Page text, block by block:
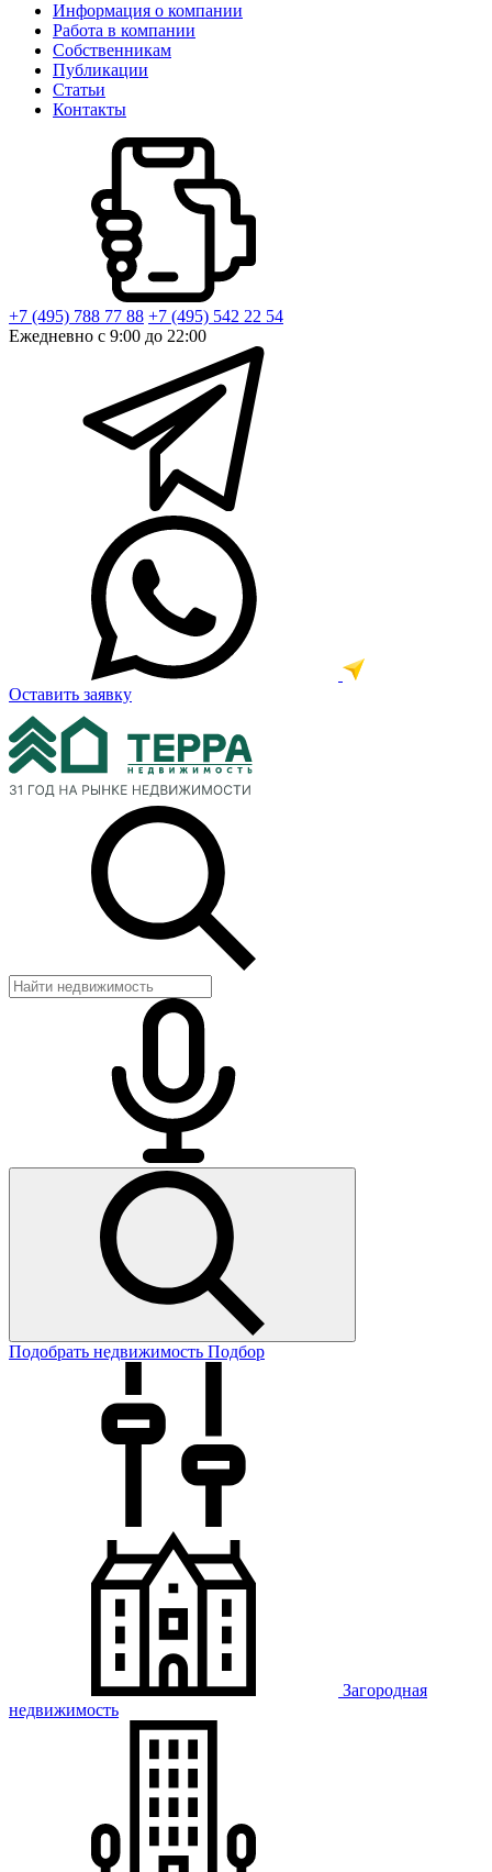
Информация о компании
Работа в компании
Собственникам
Публикации
Статьи
Контакты
+7 (495) 788 77 88 +7 (495) 542 22 54
Ежедневно с 9:00 до 22:00
Оставить заявку
Подобрать недвижимость Подбор
Загородная
недвижимость